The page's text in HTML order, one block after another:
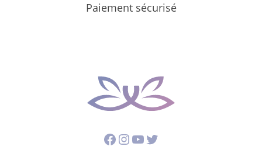
Paiement sécurisé
Facebook
Instagram
YouTube
Twitter